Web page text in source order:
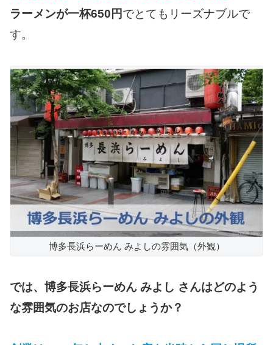
ラーメンが一杯650円でとてもリーズナブルで
す。
博多長浜らーめん みよしの雰囲気（外観）
では、博多長浜らーめん みよし さんはどのよう
な雰囲気のお店なのでしょうか？